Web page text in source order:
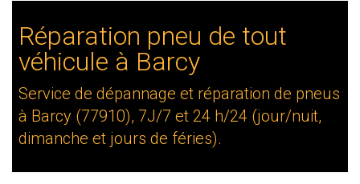
Réparation pneu de tout
véhicule à Barcy
Service de dépannage et réparation de pneus
à Barcy (77910), 7J/7 et 24 h/24 (jour/nuit,
dimanche et jours de féries).